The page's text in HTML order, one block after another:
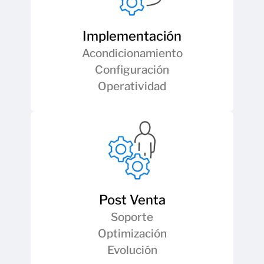
Implementación
Acondicionamiento
Configuración
Operatividad
Post Venta
Soporte
Optimización
Evolución